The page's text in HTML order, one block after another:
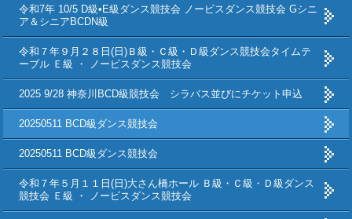
令和7年 10/5 D級•E級ダンス競技会 ノービスダンス競技会 Gシニ
ア＆シニアBCDN級
令和７年９月２８日(日)Ｂ級・Ｃ級・Ｄ級ダンス競技会タイムテ
ーブル Ｅ級 ・ ノービスダンス競技会
2025 9/28 神奈川BCD級競技会 シラバス並びにチケット申込
20250511 BCD級ダンス競技会
20250511 BCD級ダンス競技会
令和７年５月１１日(日)大さん橋ホール Ｂ級・Ｃ級・Ｄ級ダンス
競技会 Ｅ級 ・ ノービスダンス競技会